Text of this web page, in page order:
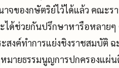
จของกษัตริย์ไว้ได้แล้ว คณะร
ได้ช่วยกันปรึกษาหารือหลาย
งค์ทำการแย่งชิงราชสมบัติ
ายธรรมนูญการปกครองแผ่น